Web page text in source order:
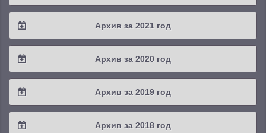
2024 / #1
2023 / #3
2023 / #1
2022 / #4
2022 / #3
2022 / #1
Архив за 2021 год
2021 / #4
2021 / #3
2021 / #1
Архив за 2020 год
2020 / #4
2020 / #3
Архив за 2019 год
2019 / #4
Архив за 2018 год